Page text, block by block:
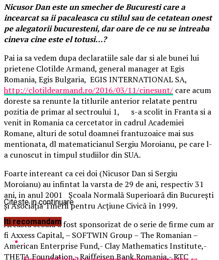
Nicusor Dan este un smecher de Bucuresti care a
incearcat sa ii pacaleasca cu stilul sau de cetatean onest
pe alegatorii bucuresteni, dar oare de ce nu se intreaba
cineva cine este el totusi…?
Pai ia sa vedem dupa declaratiile sale dar si ale bunei lui
prietene Clotilde Armand, general manager at Egis
Romania, Egis Bulgaria, EGIS INTERNATIONAL SA,
http://clotildearmand.ro/2016/03/11/cinesunt/ care acum
doreste sa renunte la titlurile anterior relatate pentru
pozitia de primar al sectroului 1, s-a scolit in Franta si a
venit in Romania ca cercetator in cadrul Academiei
Romane, alturi de sotul doamnei frantuzoaice mai sus
mentionata, dl matematicianul Sergiu Moroianu, pe care l-
a cunoscut in timpul studiilor din SUA.
Foarte intereant ca cei doi (Nicusor Dan si Sergiu
Moroianu) au infintat la varsta de 29 de ani, respectiv 31
ani, in anul 2001 Şcoala Normală Superioară din Bucureşti
şi Asociaţia Tinerii pentru Acţiune Civică în 1999.
Aceasta scoala a fost sponsorizat de o serie de firme cum ar
fi Axxess Capital, – SOFTWIN Group – The Romanian –
American Enterprise Fund,- Clay Mathematics Institute,-
THETA Foundation,- Raiffeisen Bank Romania,- RTC
Citeste in continuare
Iti recomandam